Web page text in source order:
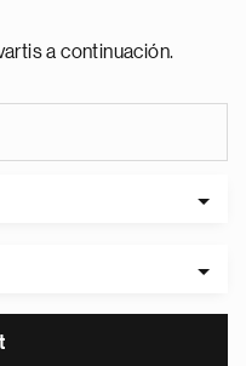
a continuación.